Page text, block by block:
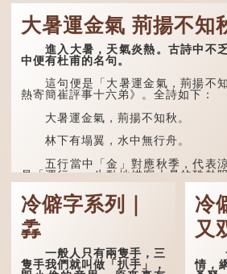
大暑運金氣 荊揚不知
進入大暑，天氣炎熱。古詩中不乏
中便有杜甫的名句。
這句便是「大暑運金氣，荊揚不知
熱寄簡崔評事十六弟》。全詩如下：
大暑運金氣，荊揚不知秋。
林下有塌翼，水中無行舟。
五行當中「金」對應秋季，代表涼
是「運行」，生動地描寫大暑的酷熱
運金氣」以誇張手法描寫炎熱阻滯了
「荊揚」指...
冷僻字系列｜
掱
一般人只有兩隻手，三
隻手我們就叫做「扒手」，
冷
又
一
情，